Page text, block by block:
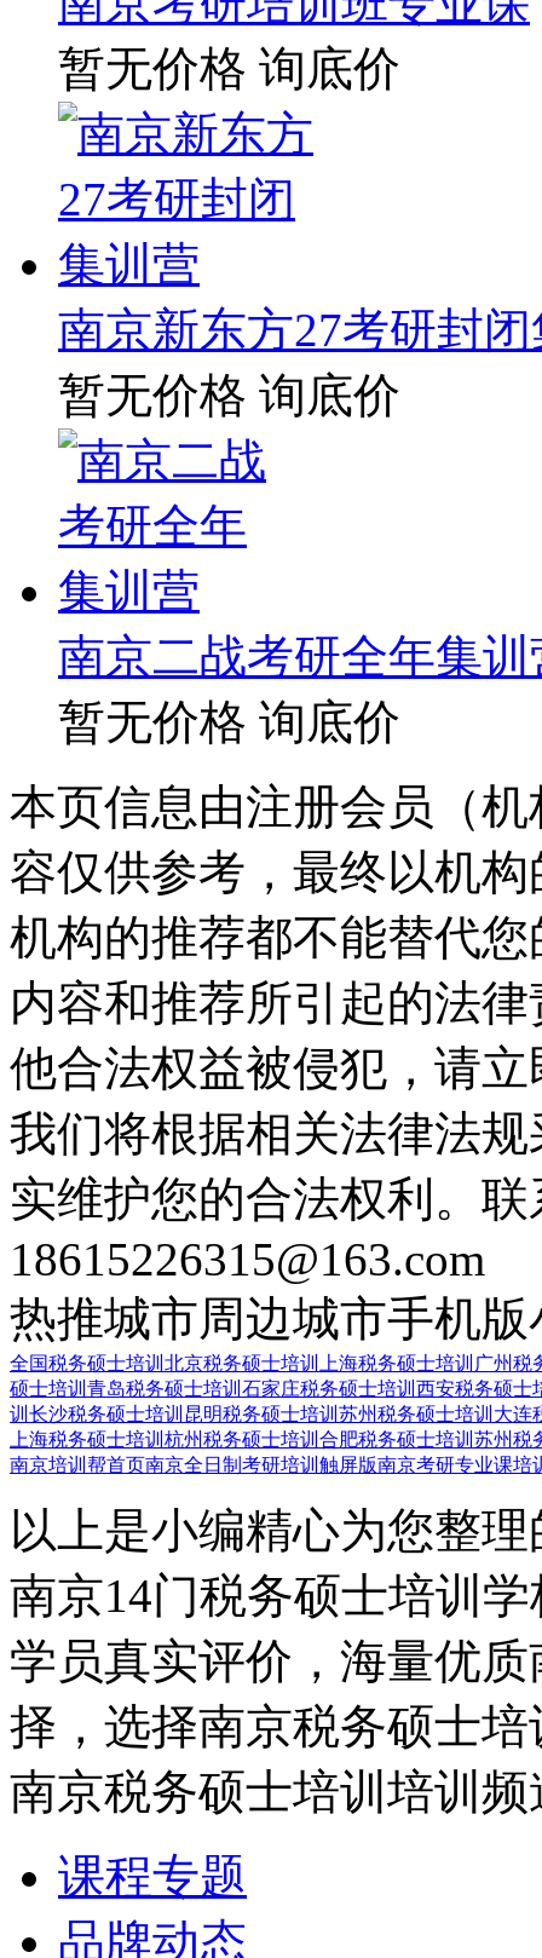
暂无价格 询底价
南京新东方27考研封
暂无价格 询底价
南京二战考研全年集训
暂无价格 询底价
本页信息由注册会员（
容仅供参考，最终以机
机构的推荐都不能替代
内容和推荐所引起的法
他合法权益被侵犯，请
我们将根据相关法律法
实维护您的合法权利。
18615226315@163.com
热推城市周边城市手机版
全国税务硕士培训 北京税务硕士培训 上海税务硕士培训 广州税
硕士培训 青岛税务硕士培训 石家庄税务硕士培训 西安税务硕士
训 长沙税务硕士培训 昆明税务硕士培训 苏州税务硕士培训 大连
上海税务硕士培训 杭州税务硕士培训 合肥税务硕士培训 苏州税
南京培训帮首页南京全日制考研培训触屏版南京考研专业课培
以上是小编精心为您整
南京14门税务硕士培训
学员真实评价，海量优
择，选择南京税务硕士
南京税务硕士培训培训频
课程专题
品牌动态